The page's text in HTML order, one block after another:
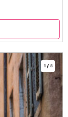
1 / 8